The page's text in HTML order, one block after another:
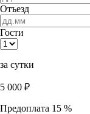
Отъезд
Гости
за сутки
5 000 ₽
Предоплата 15 %